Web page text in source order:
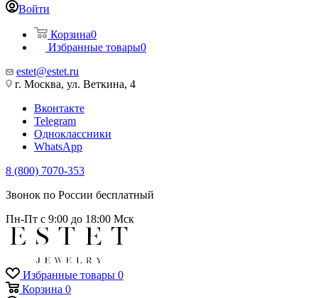
Войти
Корзина0
Избранные товары0
estet@estet.ru
г. Москва, ул. Веткина, 4
Вконтакте
Telegram
Одноклассники
WhatsApp
8 (800) 7070-353
Звонок по России бесплатный
Пн-Пт с 9:00 до 18:00 Мск
Избранные товары 0
Корзина 0